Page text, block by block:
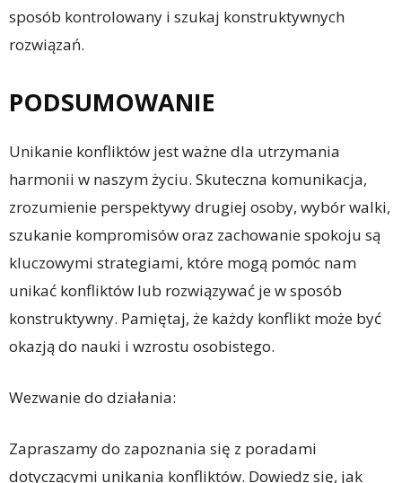
sposób kontrolowany i szukaj konstruktywnych
rozwiązań.
PODSUMOWANIE
Unikanie konfliktów jest ważne dla utrzymania
harmonii w naszym życiu. Skuteczna komunikacja,
zrozumienie perspektywy drugiej osoby, wybór walki,
szukanie kompromisów oraz zachowanie spokoju są
kluczowymi strategiami, które mogą pomóc nam
unikać konfliktów lub rozwiązywać je w sposób
konstruktywny. Pamiętaj, że każdy konflikt może być
okazją do nauki i wzrostu osobistego.
Wezwanie do działania:
Zapraszamy do zapoznania się z poradami
dotyczącymi unikania konfliktów. Dowiedz się, jak